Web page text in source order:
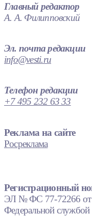
Главный редактор
А. А. Филипповский
Эл. почта редакции
info@vesti.ru
Телефон редакции
+7 495 232 63 33
Реклама на сайте
Росреклама
Регистрационный
ЭЛ № ФС 77-72266 от
Федеральной службой